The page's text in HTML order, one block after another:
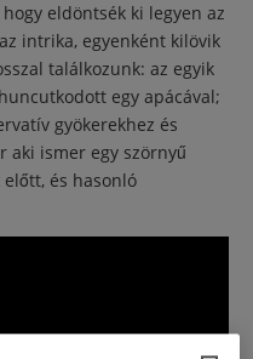
eldöntsék ki legyen az
intrika, egyenként kilövik
találkozunk: az egyik
egy apácával;
gyökerekhez és
aki ismer egy szörnyű
és hasonló